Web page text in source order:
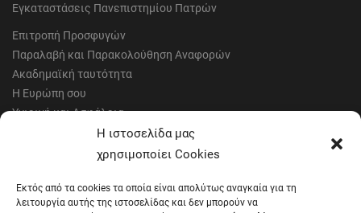
Η ιστοσελίδα μας
χρησιμοποίει Cookies
Εκτός από τα cookies τα οποία είναι απολύτως αναγκαία για τη
λειτουργία αυτής της ιστοσελίδας και δεν μπορούν να
Εγκαταστάσεις Πανεπιστημίου Πατρών
Επιτροπή Προσφυγών
Παραλαβή και Παρακολούθηση Αναφορών
Ακαδημαϊκή ταυτότητα
Η Ευρώπη σου
Υγιεινή και Ασφάλεια
Έντυπα Οικονομικής Υπηρεσίας
Έντυπα Διοικητικών Υπηρεσιών
Μητρώα αξιολογητών